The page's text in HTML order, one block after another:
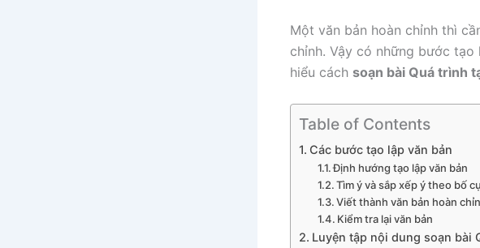
Một văn bản hoàn chỉnh thì
chỉnh. Vậy có những bước tạo
hiểu cách soạn bài Quá trình
Table of Contents
Các bước tạo lập văn bản
Định hướng tạo lập văn bản
Tìm ý và sắp xếp ý theo bố
Viết thành văn bản hoàn
Kiểm tra lại văn bản
Luyện tập nội dung soạn bài